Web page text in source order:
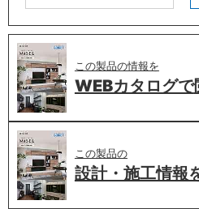
この製品の情報を
WEBカタログで
この製品の
設計・施工情報